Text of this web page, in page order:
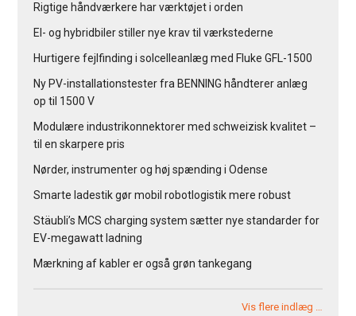
Rigtige håndværkere har værktøjet i orden
El- og hybridbiler stiller nye krav til værkstederne
Hurtigere fejlfinding i solcelleanlæg med Fluke GFL-1500
Ny PV-installationstester fra BENNING håndterer anlæg
op til 1500 V
Modulære industrikonnektorer med schweizisk kvalitet –
til en skarpere pris
Nørder, instrumenter og høj spænding i Odense
Smarte ladestik gør mobil robotlogistik mere robust
Stäubli’s MCS charging system sætter nye standarder for
EV-megawatt ladning
Mærkning af kabler er også grøn tankegang
Vis flere indlæg …